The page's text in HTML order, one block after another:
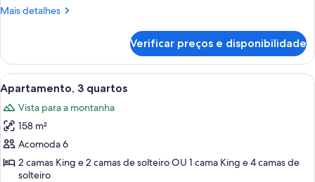
Mais detalhes
Mais
2
quartos
Verificar preços e disponibilidade
Carrega
todas
as
fotos
de
Apartamento,
Quarto de hotel com duas camas,
17
Apartamento, 3 quartos
Vista para a montanha
158 m²
Acomoda 6
2 camas King e 2 camas de solteiro OU 1 cama King e 4 camas de
solteiro